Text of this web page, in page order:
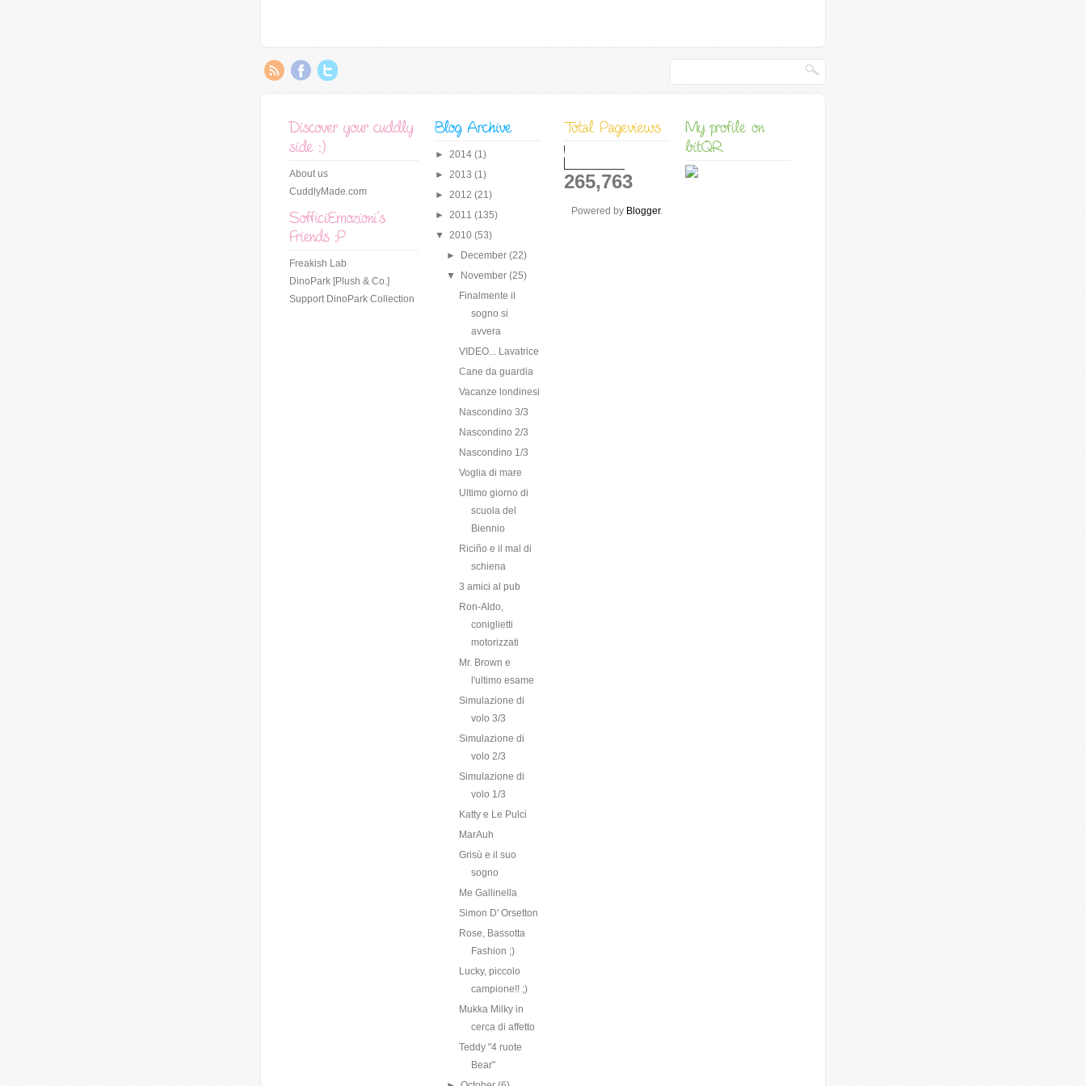
About us
CuddlyMade.com
Freakish Lab
DinoPark [Plush & Co.]
Support DinoPark Collection
► 2014 (1)
► 2013 (1)
► 2012 (21)
► 2011 (135)
▼ 2010 (53)
►
December(22)
▼
November(25)
Finalmente il
sogno si
avvera
VIDEO... Lavatrice
Cane da guardia
Vacanze londinesi
Nascondino 3/3
Nascondino 2/3
Nascondino 1/3
Voglia di mare
Ultimo giorno di
scuola del
Biennio
Riciño e il mal di
schiena
3 amici al pub
Ron-Aldo,
coniglietti
motorizzati
Mr. Brown e
l'ultimo esame
Simulazione di
volo 3/3
Simulazione di
volo 2/3
Simulazione di
volo 1/3
Katty e Le Pulci
MarAuh
Grisù e il suo
sogno
Me Gallinella
Simon D' Orsetton
Rose, Bassotta
Fashion ;)
Lucky, piccolo
campione!! ;)
Mukka Milky in
cerca di affetto
Teddy "4 ruote
Bear"
265,763
Powered by Blogger.